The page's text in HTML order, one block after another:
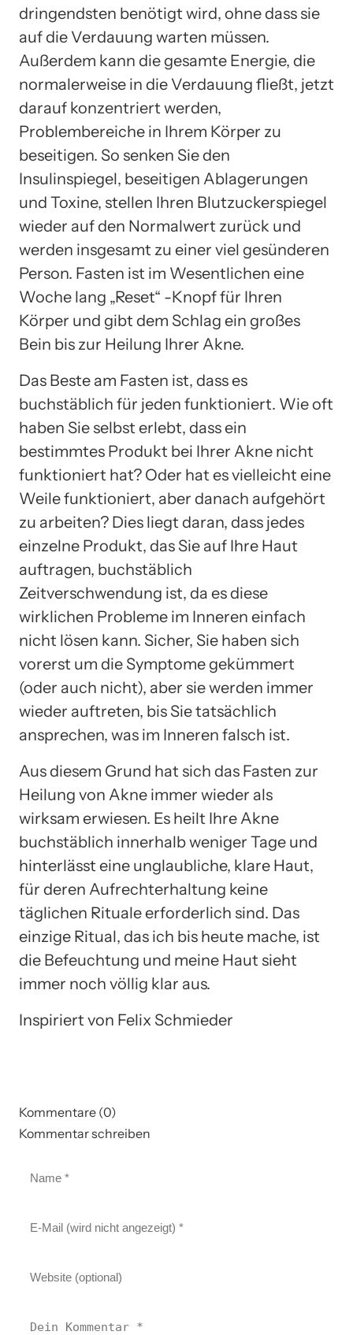
dringendsten benötigt wird, ohne dass sie
auf die Verdauung warten müssen.
Außerdem kann die gesamte Energie, die
normalerweise in die Verdauung fließt, jetzt
darauf konzentriert werden,
Problembereiche in Ihrem Körper zu
beseitigen. So senken Sie den
Insulinspiegel, beseitigen Ablagerungen
und Toxine, stellen Ihren Blutzuckerspiegel
wieder auf den Normalwert zurück und
werden insgesamt zu einer viel gesünderen
Person. Fasten ist im Wesentlichen eine
Woche lang „Reset“ -Knopf für Ihren
Körper und gibt dem Schlag ein großes
Bein bis zur Heilung Ihrer Akne.
Das Beste am Fasten ist, dass es
buchstäblich für jeden funktioniert. Wie oft
haben Sie selbst erlebt, dass ein
bestimmtes Produkt bei Ihrer Akne nicht
funktioniert hat? Oder hat es vielleicht eine
Weile funktioniert, aber danach aufgehört
zu arbeiten? Dies liegt daran, dass jedes
einzelne Produkt, das Sie auf Ihre Haut
auftragen, buchstäblich
Zeitverschwendung ist, da es diese
wirklichen Probleme im Inneren einfach
nicht lösen kann. Sicher, Sie haben sich
vorerst um die Symptome gekümmert
(oder auch nicht), aber sie werden immer
wieder auftreten, bis Sie tatsächlich
ansprechen, was im Inneren falsch ist.
Aus diesem Grund hat sich das Fasten zur
Heilung von Akne immer wieder als
wirksam erwiesen. Es heilt Ihre Akne
buchstäblich innerhalb weniger Tage und
hinterlässt eine unglaubliche, klare Haut,
für deren Aufrechterhaltung keine
täglichen Rituale erforderlich sind. Das
einzige Ritual, das ich bis heute mache, ist
die Befeuchtung und meine Haut sieht
immer noch völlig klar aus.
Inspiriert von Felix Schmieder
Kommentare (0)
Kommentar schreiben